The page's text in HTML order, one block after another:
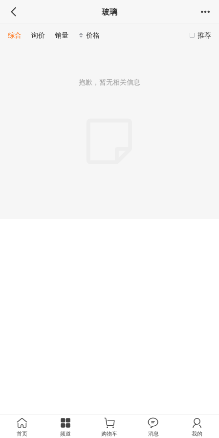
玻璃
推荐
综合 询价 销量 价格
抱歉，暂无相关信息
首页 频道 购物车 消息 我的